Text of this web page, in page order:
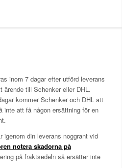
inom 7 dagar efter utförd leverans
till Schenker eller DHL.
kommer Schenker och DHL att
inte att få någon ersättning för en
igenom din leverans noggrant vid
notera skadorna på
på fraktsedeln så ersätter inte